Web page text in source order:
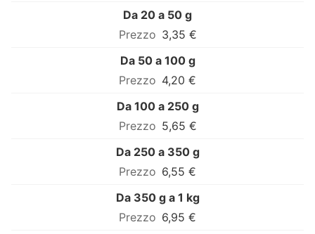
Da 20 a 50 g
3,35 €
Da 50 a 100 g
4,20 €
Da 100 a 250 g
5,65 €
Da 250 a 350 g
6,55 €
Da 350 g a 1 kg
6,95 €